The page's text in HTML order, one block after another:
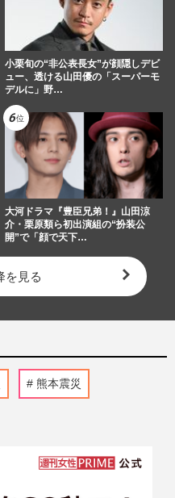
小栗旬の“非公表長女”が顔隠しデビ
ュー、透ける山田優の「スーパーモ
デルに」野…
大河ドラマ『豊臣兄弟！』山田涼
介・栗原類ら初出演組の“扮装公
開”で「顔で天下…
を見る
熊本震災